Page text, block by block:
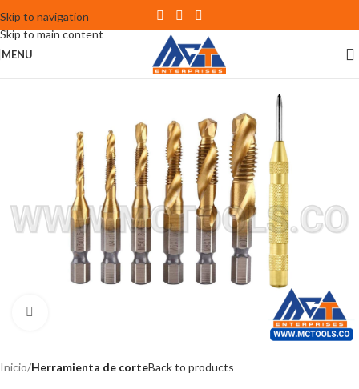
Skip to navigation
Skip to main content
MENU
Inicio Herramienta de corteBack to products